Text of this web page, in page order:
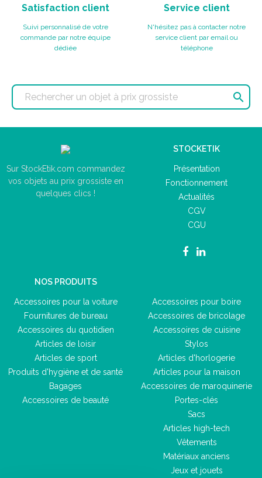
Satisfaction client
Suivi personnalisé de votre
commande par notre équipe
dédiée
Service client
N'hésitez pas à contacter notre
service client par email ou
téléphone

Sur StockEtik.com commandez
vos objets au prix grossiste en
quelques clics !
STOCKETIK
Présentation
Fonctionnement
Actualités
CGV
CGU
NOS PRODUITS
Accessoires pour la voiture
Fournitures de bureau
Accessoires du quotidien
Articles de loisir
Articles de sport
Produits d'hygiène et de santé
Bagages
Accessoires de beauté
Accessoires pour boire
Accessoires de bricolage
Accessoires de cuisine
Stylos
Articles d'horlogerie
Articles pour la maison
Accessoires de maroquinerie
Portes-clés
Sacs
Articles high-tech
Vêtements
Matériaux anciens
Jeux et jouets